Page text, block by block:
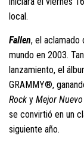
local.
Fallen, el aclamado
mundo en 2003.
lanzamiento, el
GRAMMY®,
Rock y Mejor
se convirtió en un
siguiente año.